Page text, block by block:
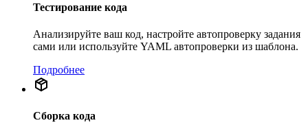
Тестирование кода
Анализируйте ваш код, настройте автопроверку задания
сами или используйте YAML автопроверки из шаблона.
Подробнее
Сборка кода